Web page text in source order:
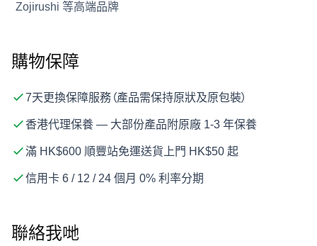
Zojirushi 等高端品牌
購物保障
7天更換保障服務（產品需保持原狀及原包裝）
香港代理保養 — 大部份產品附原廠 1-3 年保養
滿 HK$600 順豐站免運送貨上門 HK$50 起
信用卡 6 / 12 / 24 個月 0% 利率分期
聯絡我哋